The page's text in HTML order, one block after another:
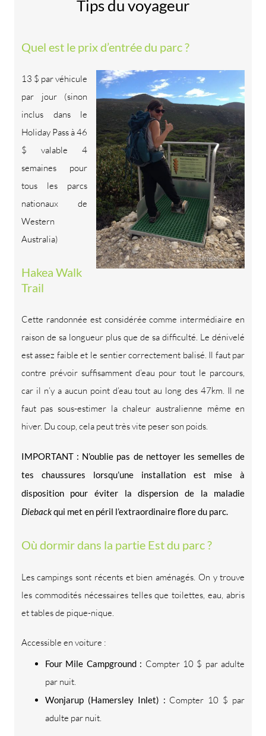
Tips du voyageur
Quel est le prix d’entrée du parc ?
13 $ par véhicule
par jour (sinon
inclus dans le
Holiday Pass à 46
$ valable 4
semaines pour
tous les parcs
nationaux de
Western
Australia)
Hakea Walk
Trail
Cette randonnée est considérée comme intermédiaire en
raison de sa longueur plus que de sa difficulté. Le dénivelé
est assez faible et le sentier correctement balisé. Il faut par
contre prévoir suffisamment d’eau pour tout le parcours,
car il n’y a aucun point d’eau tout au long des 47km. Il ne
faut pas sous-estimer la chaleur australienne même en
hiver. Du coup, cela peut très vite peser son poids.
IMPORTANT : N’oublie pas de nettoyer les semelles de
tes chaussures lorsqu’une installation est mise à
disposition pour éviter la dispersion de la maladie
Diebackqui met en péril l’extraordinaire flore du parc.
Où dormir dans la partie Est du parc ?
Les campings sont récents et bien aménagés. On y trouve
les commodités nécessaires telles que toilettes, eau, abris
et tables de pique-nique.
Accessible en voiture :
Four Mile Campground : Compter 10 $ par adulte
par nuit.
Wonjarup (Hamersley Inlet) : Compter 10 $ par
adulte par nuit.